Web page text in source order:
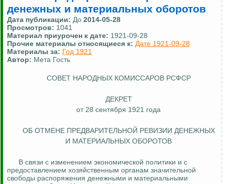
денежных и материальных оборотов
Дата публикации: До 2014-05-28
Просмотров: 1041
Материал приурочен к дате: 1921-09-28
Прочие материалы относящиеся к: Дате 1921-09-28
Материалы за: Год 1921
Автор: Мета Гость
СОВЕТ НАРОДНЫХ КОМИССАРОВ РСФСР
ДЕКРЕТ
от 28 сентября 1921 года
ОБ ОТМЕНЕ ПРЕДВАРИТЕЛЬНОЙ РЕВИЗИИ ДЕНЕЖНЫХ
И МАТЕРИАЛЬНЫХ ОБОРОТОВ
В связи с изменением экономической политики и с
предоставлением хозяйственным органам значительной
свободы распоряжения денежными и материальными